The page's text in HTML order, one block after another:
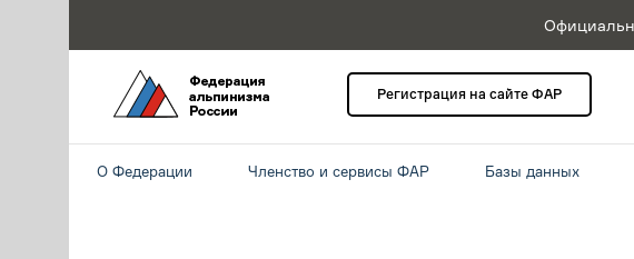
Регистрация на сайте ФАР
О Федерации Членство и сервисы ФАР Базы данных